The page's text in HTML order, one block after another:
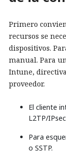
Primero
recursos se
dispositivos.
manual. Para
Intune,
proveedor.
El cliente
L2TP/
Para
o SSTP.